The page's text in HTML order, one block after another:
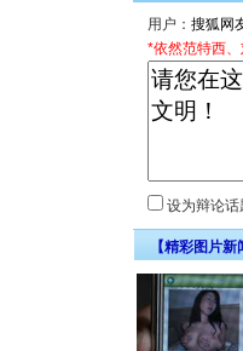
用户：
*依然范特西
设为辩论
【精彩图片新